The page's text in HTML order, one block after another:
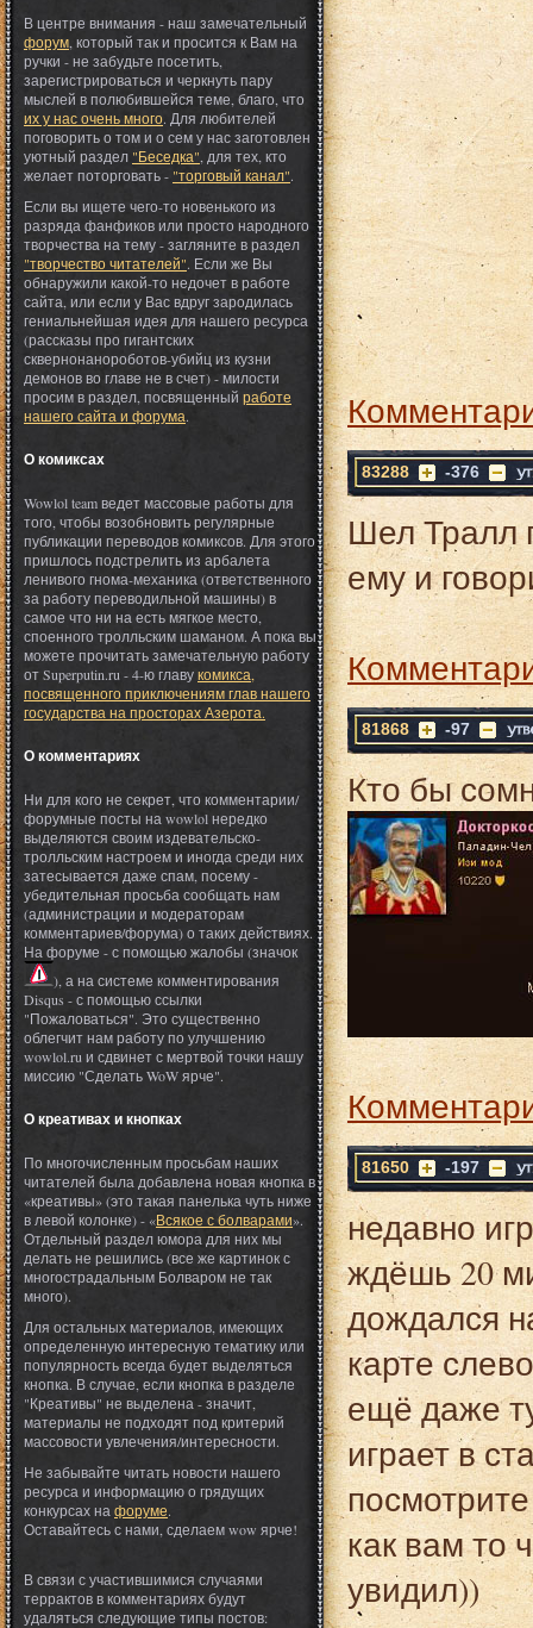
83288 -376
Шел Тралл
ему и
81868 -97
Кто бы
81650 -197
недавно
ждёшь 20
дождался
карте
ещё даже
играет в
как вам то
увидил))
В центре внимания - наш замечательный
форум, который так и просится к Вам на
ручки - не забудьте посетить,
зарегистрироваться и черкнуть пару
мыслей в полюбившейся теме, благо, что
их у нас очень много. Для любителей
поговорить о том и о сем у нас заготовлен
уютный раздел "Беседка" , для тех, кто
желает поторговать - "торговый канал".
Если вы ищете чего-то новенького из
разряда фанфиков или просто народного
творчества на тему - загляните в раздел
"творчество читателей". Если же Вы
обнаружили какой-то недочет в работе
сайта, или если у Вас вдруг зародилась
гениальнейшая идея для нашего ресурса
(рассказы про гигантских
сквернонанороботов-убийц из кузни
демонов во главе не в счет) - милости
просим в раздел, посвященный работе
нашего сайта и форума.
О комиксах
Wowlol team ведет массовые работы для
того, чтобы возобновить регулярные
публикации переводов комиксов. Для этого
пришлось подстрелить из арбалета
ленивого гнома-механика (ответственного
за работу переводильной машины) в
самое что ни на есть мягкое место,
споенного тролльским шаманом. А пока вы
можете прочитать замечательную работу
от Superputin.ru - 4-ю главукомикса,
посвященного приключениям глав нашего
государства на просторах Азерота.
О комментариях
Ни для кого не секрет, что комментарии/
форумные посты на wowlol нередко
выделяются своим издевательско-
тролльским настроем и иногда среди них
затесывается даже спам, посему -
убедительная просьба сообщать нам
(администрации и модераторам
комментариев/форума) о таких действиях.
На форуме - с помощью жалобы (значок
), а на системе комментирования
Disqus - с помощью ссылки
"Пожаловаться". Это существенно
облегчит нам работу по улучшению
wowlol.ru и сдвинет с мертвой точки нашу
миссию "Сделать WoW ярче".
О креативах и кнопках
По многочисленным просьбам наших
читателей была добавлена новая кнопка в
«креативы» (это такая панелька чуть ниже
в левой колонке) - «Всякое с болварами».
Отдельный раздел юмора для них мы
делать не решились (все же картинок с
многострадальным Болваром не так
много).
Для остальных материалов, имеющих
определенную интересную тематику или
популярность всегда будет выделяться
кнопка. В случае, если кнопка в разделе
"Креативы" не выделена - значит,
материалы не подходят под критерий
массовости увлечения/интересности.
Не забывайте читать новости нашего
ресурса и информацию о грядущих
конкурсах на форуме.
Оставайтесь с нами, сделаем wow ярче!
В связи с участившимися случаями
террактов в комментариях будут
удаляться следующие типы постов: